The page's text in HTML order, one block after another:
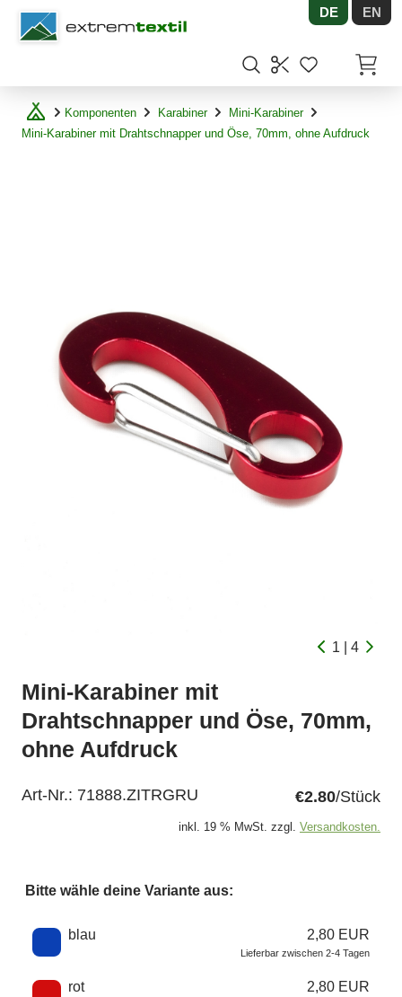
Shopware DE EN
Komponenten Karabiner
Mini-Karabiner
Mini-Karabiner mit Drahtschnapper und Öse, 70mm, ohne Aufdruck
1 | 4
Mini-Karabiner mit
Drahtschnapper und Öse, 70mm,
ohne Aufdruck
Art-Nr.: 71888.ZITRGRU €2.80/Stück
inkl. 19 % MwSt. zzgl. Versandkosten.
Bitte wähle deine Variante aus:
Wähle eine Farbe
blau 2,80 EUR
Lieferbar zwischen 2-4 Tagen
rot 2,80 EUR